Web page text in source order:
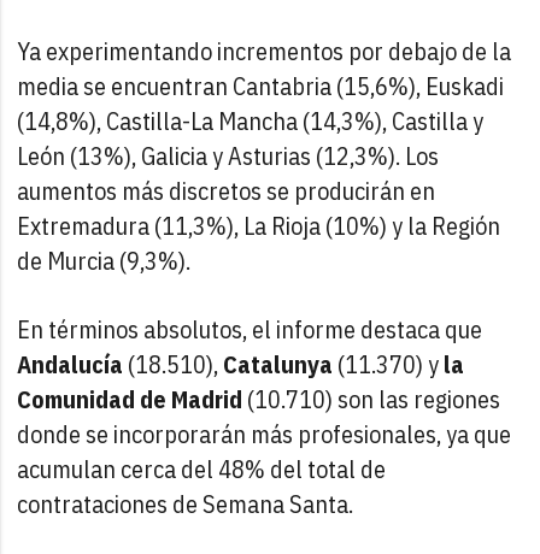
Ya experimentando incrementos por debajo de la
media se encuentran Cantabria (15,6%), Euskadi
(14,8%), Castilla-La Mancha (14,3%), Castilla y
León (13%), Galicia y Asturias (12,3%). Los
aumentos más discretos se producirán en
Extremadura (11,3%), La Rioja (10%) y la Región
de Murcia (9,3%).
En términos absolutos, el informe destaca que
Andalucía (18.510),Catalunya (11.370) yla
Comunidad de Madrid (10.710) son las regiones
donde se incorporarán más profesionales, ya que
acumulan cerca del 48% del total de
contrataciones de Semana Santa.